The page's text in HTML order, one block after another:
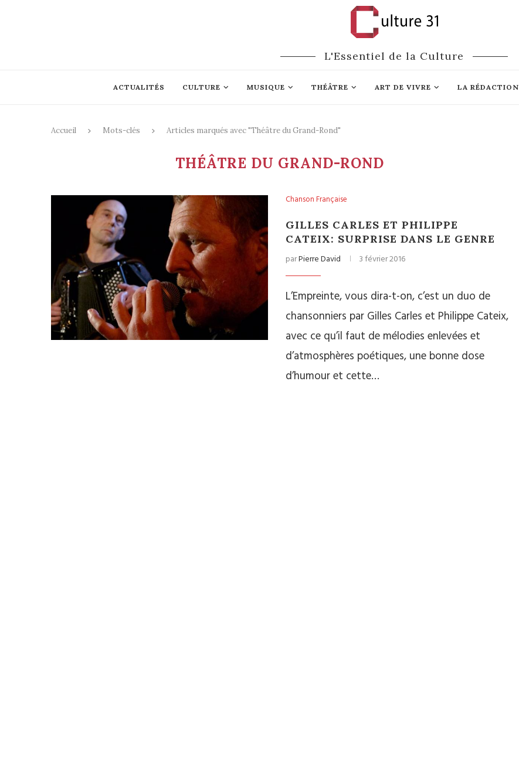
L'Essentiel de la Culture
ACTUALITÉS CULTURE MUSIQUE THÉÂTRE ART DE VIVRE LA RÉDACTION
Accueil Mots-clés Articles marqués avec "Théâtre du Grand-Rond"
THÉÂTRE DU GRAND-ROND
Chanson Française
GILLES CARLES ET PHILIPPE
CATEIX: SURPRISE DANS LE GENRE
parPierre David 3 février 2016
L’Empreinte, vous dira-t-on, c’est un duo de
chansonniers par Gilles Carles et Philippe Cateix,
avec ce qu’il faut de mélodies enlevées et
d’atmosphères poétiques, une bonne dose
d’humour et cette…